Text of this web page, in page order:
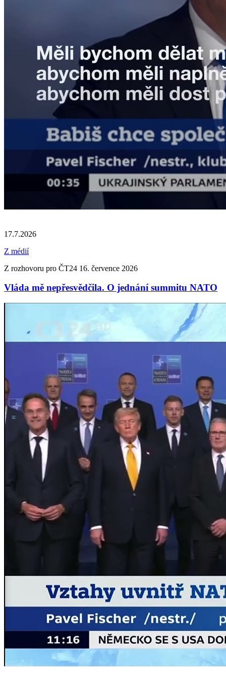
17.7.2026
Z médií
Z rozhovoru pro ČT24 16. července 2026
Vláda mě nepřesvědčila. O jednání summitu NATO